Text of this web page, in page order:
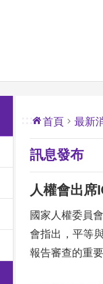
::: 首頁 最新
訊息發布
人權會出席
國家人權委員
會指出，平等
報告審查的重要